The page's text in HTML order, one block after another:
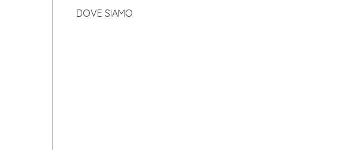
DOVE SIAMO